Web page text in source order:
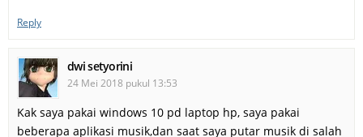
Reply
dwi setyorini
24 Mei 2018 pukul 13:53
Kak saya pakai windows 10 pd laptop hp, saya pakai
beberapa aplikasi musik,dan saat saya putar musik di salah